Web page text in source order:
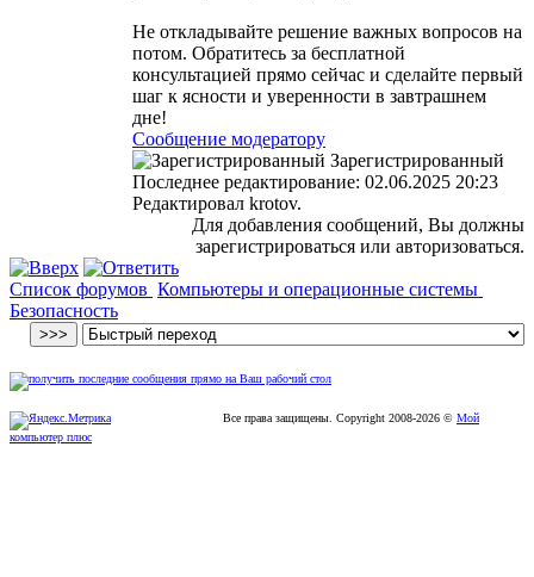
Не откладывайте решение важных вопросов на
потом. Обратитесь за бесплатной
консультацией прямо сейчас и сделайте первый
шаг к ясности и уверенности в завтрашнем
дне!
Сообщение модератору
Зарегистрированный
Последнее редактирование: 02.06.2025 20:23
Редактировал krotov.
Для добавления сообщений, Вы должны
зарегистрироваться или авторизоваться.
Список форумов Компьютеры и операционные системы
Безопасность
Все права защищены. Copyright 2008-2026 © Мой
компьютер плюс